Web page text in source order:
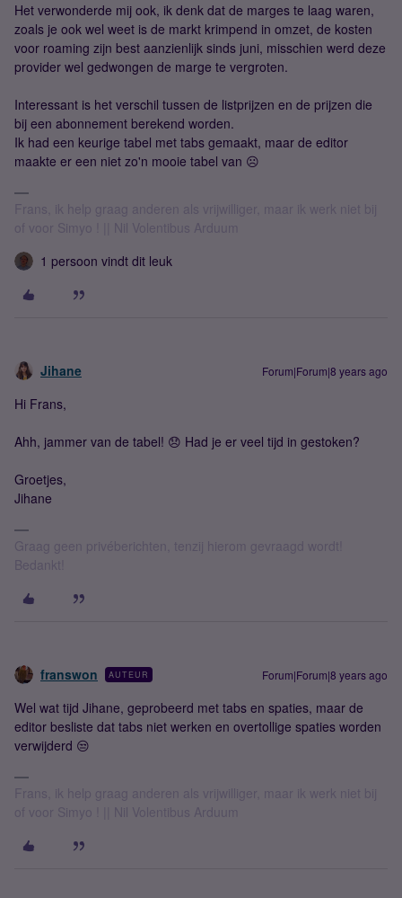
Het verwonderde mij ook, ik denk dat de marges te laag waren,
zoals je ook wel weet is de markt krimpend in omzet, de kosten
voor roaming zijn best aanzienlijk sinds juni, misschien werd deze
provider wel gedwongen de marge te vergroten.
Interessant is het verschil tussen de listprijzen en de prijzen die
bij een abonnement berekend worden.
Ik had een keurige tabel met tabs gemaakt, maar de editor
maakte er een niet zo'n mooie tabel van ☹️
Frans, ik help graag anderen als vrijwilliger, maar ik werk niet bij
of voor Simyo ! || Nil Volentibus Arduum
1 persoon vindt dit leuk
Jihane Forum|Forum|8 years ago
Hi Frans,
Ahh, jammer van de tabel! 😞 Had je er veel tijd in gestoken?
Groetjes,
Jihane
Graag geen privéberichten, tenzij hierom gevraagd wordt!
Bedankt!
franswon AUTEUR Forum|Forum|8 years ago
Wel wat tijd Jihane, geprobeerd met tabs en spaties, maar de
editor besliste dat tabs niet werken en overtollige spaties worden
verwijderd 😒
Frans, ik help graag anderen als vrijwilliger, maar ik werk niet bij
of voor Simyo ! || Nil Volentibus Arduum